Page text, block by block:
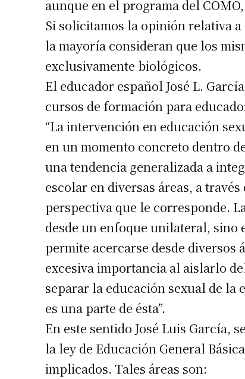
aunque en el programa del
Si solicitamos la opinión relativa
la mayoría consideran que los
exclusivamente biológicos.
El educador español José L.
cursos de formación para
“La intervención en educación
en un momento concreto dentro
una tendencia generalizada a
escolar en diversas áreas, a
perspectiva que le corresponde.
desde un enfoque unilateral,
permite acercarse desde
excesiva importancia al aislarlo
separar la educación sexual de la
es una parte de ésta”.
En este sentido José Luis García,
la ley de Educación General
implicados. Tales áreas son: